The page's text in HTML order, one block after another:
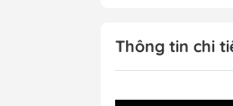
Thông tin chi